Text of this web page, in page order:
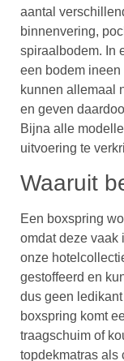
aantal
binnenvering,
spiraalbodem. In
een bodem
kunnen allemaal
en geven
Bijna alle
uitvoering te
Waaruit
Een boxspring
omdat deze vaak
onze
gestoffeerd en
dus geen
boxspring komt
traagschuim of
topdekmatras als